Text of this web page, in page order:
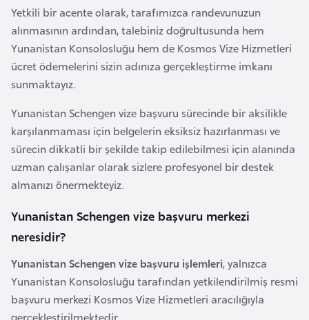
Yetkili bir acente olarak, tarafımızca randevunuzun
alınmasının ardından, talebiniz doğrultusunda hem
Yunanistan Konsolosluğu hem de Kosmos Vize Hizmetleri
ücret ödemelerini sizin adınıza gerçekleştirme imkanı
sunmaktayız.
Yunanistan Schengen vize başvuru sürecinde bir aksilikle
karşılanmaması için belgelerin eksiksiz hazırlanması ve
sürecin dikkatli bir şekilde takip edilebilmesi için alanında
uzman çalışanlar olarak sizlere profesyonel bir destek
almanızı önermekteyiz.
Yunanistan Schengen vize başvuru merkezi
neresidir?
Yunanistan Schengen vize başvuru işlemleri, yalnızca
Yunanistan Konsolosluğu tarafından yetkilendirilmiş resmi
başvuru merkezi Kosmos Vize Hizmetleri aracılığıyla
gerçekleştirilmektedir.
u
r
i
y
e
i
C
e
z
a
i
r
C